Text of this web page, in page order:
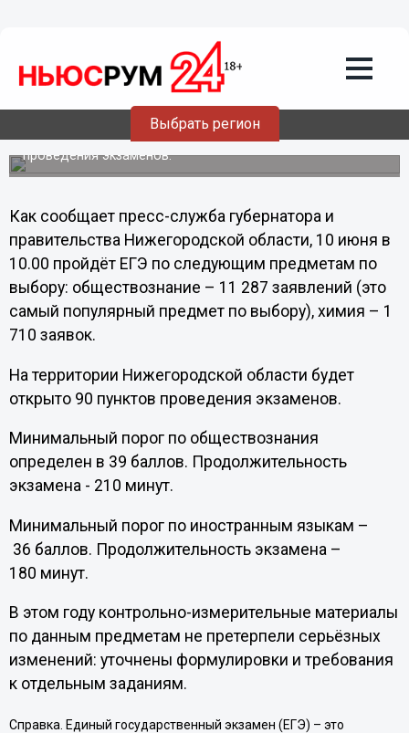
Выбрать регион
11 287 нижегородских выпускников
изъявили желание сдавать ЕГЭ по
обществознанию
На территории региона будет открыто 90 пунктов
проведения экзаменов.
Как сообщает пресс-служба губернатора и
правительства Нижегородской области, 10 июня в
10.00 пройдёт ЕГЭ по следующим предметам по
выбору: обществознание – 11 287 заявлений (это
самый популярный предмет по выбору), химия – 1
710 заявок.
На территории Нижегородской области будет
открыто 90 пунктов проведения экзаменов.
Минимальный порог по обществознания
определен в 39 баллов. Продолжительность
экзамена - 210 минут.
Минимальный порог по иностранным языкам –
36 баллов. Продолжительность экзамена –
180 минут.
В этом году контрольно-измерительные материалы
по данным предметам не претерпели серьёзных
изменений: уточнены формулировки и требования
к отдельным заданиям.
Справка. Единый государственный экзамен (ЕГЭ) – это